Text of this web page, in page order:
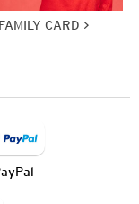
CARD